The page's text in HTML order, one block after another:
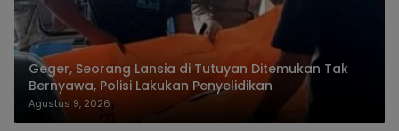
Geger, Seorang Lansia di Tutuyan Ditemukan Tak
Bernyawa, Polisi Lakukan Penyelidikan
Agustus 9, 2026